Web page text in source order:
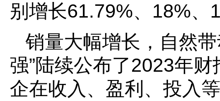
别增长61.79%、18%、
销量大幅增长，自然
强”陆续公布了2023年
企在收入、盈利、投入